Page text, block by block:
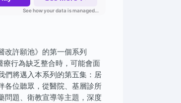
改許願池》的第一個系列
行為缺乏整合時，可能會面
們將邁入本系列的第五集：居
各位聽眾，從醫院、基層診所
問題、衛教宣導等主題，深度